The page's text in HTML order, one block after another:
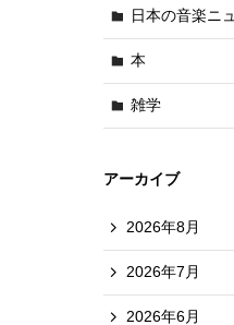
日本の音楽ニ
本
雑学
アーカイブ
2026年8月
2026年7月
2026年6月